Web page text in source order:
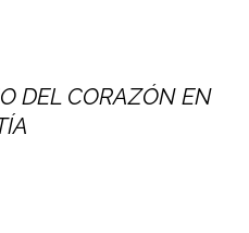
DEL CORAZÓN EN